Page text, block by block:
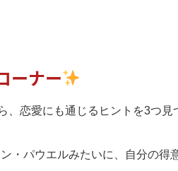
ーナー
恋愛にも通じるヒントを3つ見
・パウエルみたいに、自分の得